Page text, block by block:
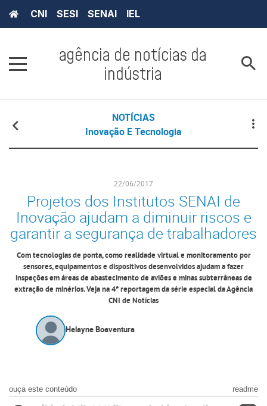
CNI SESI SENAI IEL
agência de notícias da
indústria
NOTÍCIAS
Inovação E Tecnologia
22/06/2017
Projetos dos Institutos SENAI de
Inovação ajudam a diminuir riscos e
garantir a segurança de trabalhadores
Com tecnologias de ponta, como realidade virtual e monitoramento por
sensores, equipamentos e dispositivos desenvolvidos ajudam a fazer
inspeções em áreas de abastecimento de aviões e minas subterrâneas de
extração de minérios. Veja na 4ª reportagem da série especial da Agência
CNI de Notícias
Helayne Boaventura
ouça este conteúdo readme